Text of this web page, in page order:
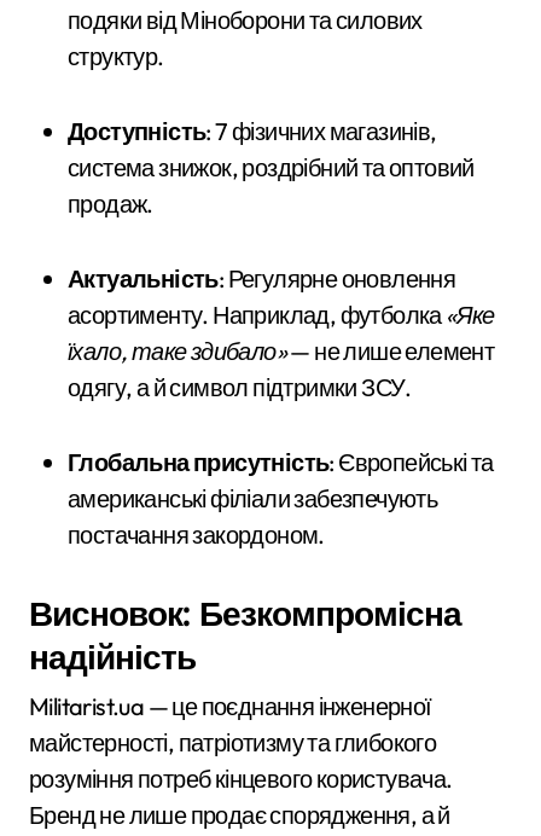
подяки від Міноборони та силових
структур.
Доступність: 7 фізичних магазинів,
система знижок, роздрібний та оптовий
продаж.
Актуальність: Регулярне оновлення
асортименту. Наприклад, футболка«Яке
їхало, таке здибало»— не лише елемент
одягу, а й символ підтримки ЗСУ.
Глобальна присутність: Європейські та
американські філіали забезпечують
постачання закордоном.
Висновок: Безкомпромісна
надійність
Militarist.ua — це поєднання інженерної
майстерності, патріотизму та глибокого
розуміння потреб кінцевого користувача.
Бренд не лише продає спорядження, а й